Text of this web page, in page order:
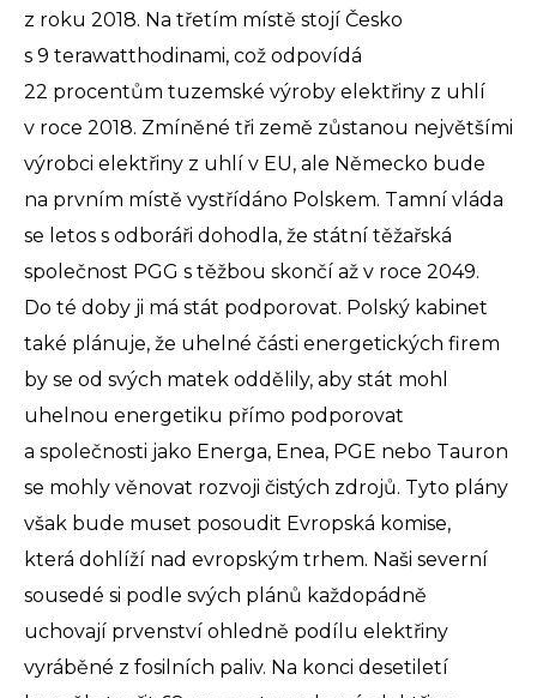
z roku 2018. Na třetím místě stojí Česko
s 9 terawatthodinami, což odpovídá
22 procentům tuzemské výroby elektřiny z uhlí
v roce 2018. Zmíněné tři země zůstanou největšími
výrobci elektřiny z uhlí v EU, ale Německo bude
na prvním místě vystřídáno Polskem. Tamní vláda
se letos s odboráři dohodla, že státní těžařská
společnost PGG s těžbou skončí až v roce 2049.
Do té doby ji má stát podporovat. Polský kabinet
také plánuje, že uhelné části energetických firem
by se od svých matek oddělily, aby stát mohl
uhelnou energetiku přímo podporovat
a společnosti jako Energa, Enea, PGE nebo Tauron
se mohly věnovat rozvoji čistých zdrojů. Tyto plány
však bude muset posoudit Evropská komise,
která dohlíží nad evropským trhem. Naši severní
sousedé si podle svých plánů každopádně
uchovají prvenství ohledně podílu elektřiny
vyráběné z fosilních paliv. Na konci desetiletí